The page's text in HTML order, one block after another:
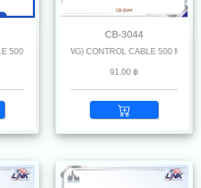
/Reel
CB-3044
mm2 (18 AWG) CONTROL CABLE 500 M. /Reel
91.00 ฿